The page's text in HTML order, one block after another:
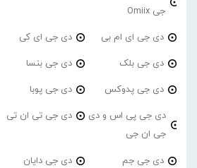
جی Omiix
دی جی ای ام بی دی جی ای کی
دی جی بلک دی جی بنسا
دی جی پدوکس دی جی پوبا
دی جی پی اس و دی
جی ان جی
دی جی تی ان تی
دی جی جم دی جی دایان